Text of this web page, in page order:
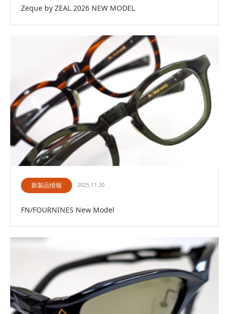
Zeque by ZEAL 2026 NEW MODEL
新製品情報 2025.11.30
FN/FOURNINES New Model